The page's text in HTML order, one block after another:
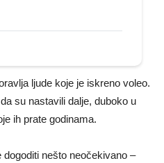
ljude koje je iskreno voleo.
su nastavili dalje, duboko u
ih prate godinama.
nešto neočekivano –